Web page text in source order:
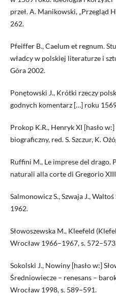
przeł. A. Manikowski, „Przegląd
262.
Pfeiffer B., Caelum et regnum.
władcy w polskiej literaturze i
Góra 2002.
Ponętowski J., Krótki rzeczy
godnych komentarz […] roku
Prokop K.R., Henryk XI [hasło
biograficzny, red. S. Szczur, K.
Ruffini M., Le imprese del drago.
naturali alla corte di Gregorio
Salmonowicz S., Szwaja J.,
1962.
Słowoszewska M., Kleefeld
Wrocław 1966–1967, s.
Sokolski J., Nowiny [hasło w:]
Średniowiecze – renesans –
Wrocław 1998, s. 589–591.